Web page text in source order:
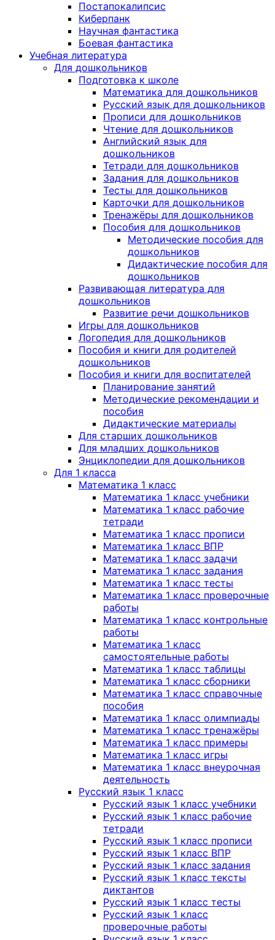
Постапокалипсис
Киберпанк
Научная фантастика
Боевая фантастика
Учебная литература
Для дошкольников
Подготовка к школе
Математика для дошкольников
Русский язык для дошкольников
Прописи для дошкольников
Чтение для дошкольников
Английский язык для
дошкольников
Тетради для дошкольников
Задания для дошкольников
Тесты для дошкольников
Карточки для дошкольников
Тренажёры для дошкольников
Пособия для дошкольников
Методические пособия для
дошкольников
Дидактические пособия для
дошкольников
Развивающая литература для
дошкольников
Развитие речи дошкольников
Игры для дошкольников
Логопедия для дошкольников
Пособия и книги для родителей
дошкольников
Пособия и книги для воспитателей
Планирование занятий
Методические рекомендации и
пособия
Дидактические материалы
Для старших дошкольников
Для младших дошкольников
Энциклопедии для дошкольников
Для 1 класса
Математика 1 класс
Математика 1 класс учебники
Математика 1 класс рабочие
тетради
Математика 1 класс прописи
Математика 1 класс ВПР
Математика 1 класс задачи
Математика 1 класс задания
Математика 1 класс тесты
Математика 1 класс проверочные
работы
Математика 1 класс контрольные
работы
Математика 1 класс
самостоятельные работы
Математика 1 класс таблицы
Математика 1 класс сборники
Математика 1 класс справочные
пособия
Математика 1 класс олимпиады
Математика 1 класс тренажёры
Математика 1 класс примеры
Математика 1 класс игры
Математика 1 класс внеурочная
деятельность
Русский язык 1 класс
Русский язык 1 класс учебники
Русский язык 1 класс рабочие
тетради
Русский язык 1 класс прописи
Русский язык 1 класс ВПР
Русский язык 1 класс задания
Русский язык 1 класс тексты
диктантов
Русский язык 1 класс тесты
Русский язык 1 класс
проверочные работы